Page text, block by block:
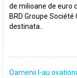
de milioane de euro
BRD Groupe
destinata..
Oamenii l-au